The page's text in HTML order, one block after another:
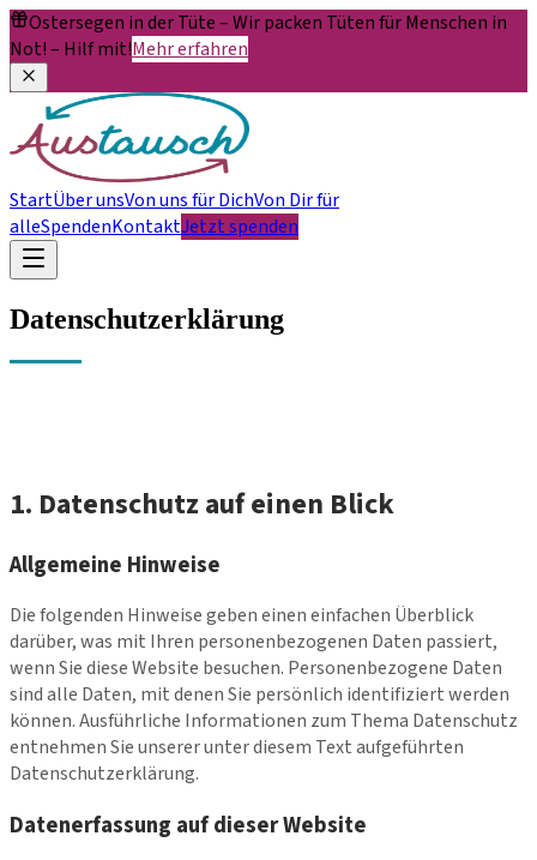
Ostersegen in der Tüte– Wir packen Tüten für Menschen in
Not!– Hilf mit!Mehr erfahren
StartÜber unsVon uns für DichVon Dir für
alleSpendenKontaktJetzt spenden
Datenschutz­erklärung
1. Datenschutz auf einen Blick
Allgemeine Hinweise
Die folgenden Hinweise geben einen einfachen Überblick
darüber, was mit Ihren personenbezogenen Daten passiert,
wenn Sie diese Website besuchen. Personenbezogene Daten
sind alle Daten, mit denen Sie persönlich identifiziert werden
können. Ausführliche Informationen zum Thema Datenschutz
entnehmen Sie unserer unter diesem Text aufgeführten
Datenschutzerklärung.
Datenerfassung auf dieser Website